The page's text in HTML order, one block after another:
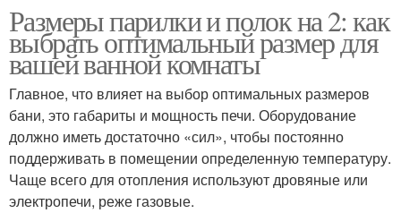
Размеры парилки и полок на 2: как
выбрать оптимальный размер для
вашей ванной комнаты
Главное, что влияет на выбор оптимальных размеров
бани, это габариты и мощность печи. Оборудование
должно иметь достаточно «сил», чтобы постоянно
поддерживать в помещении определенную температуру.
Чаще всего для отопления используют дровяные или
электропечи, реже газовые.